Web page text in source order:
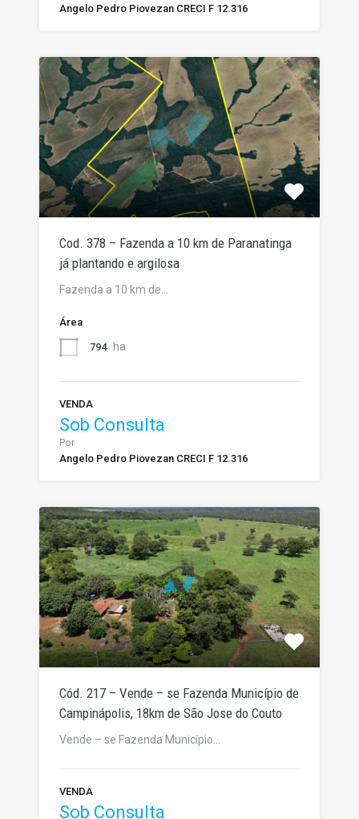
Angelo Pedro Piovezan CRECI F 12.316
Cod. 378 – Fazenda a 10 km de Paranatinga
já plantando e argilosa
Fazenda a 10 km de…
Área
794 ha
VENDA
Sob Consulta
Por
Angelo Pedro Piovezan CRECI F 12.316
Cód. 217 – Vende – se Fazenda Município de
Campinápolis, 18km de São Jose do Couto
Vende – se Fazenda Município…
VENDA
Sob Consulta